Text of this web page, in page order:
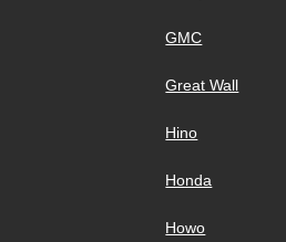
GMC
Great Wall
Hino
Honda
Howo